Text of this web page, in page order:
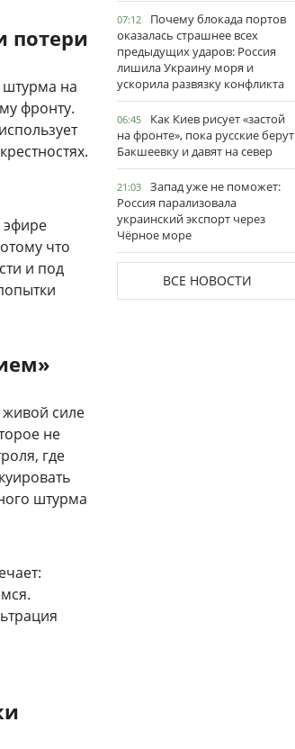
потери
штурма на
фронту.
эфире
что
и под
силе
не
где
штурма
07:12
Почему блокада портов
оказалась страшнее всех
предыдущих ударов: Россия
лишила Украину моря и
ускорила развязку конфликта
06:45
Как Киев рисует «застой
на фронте», пока русские берут
Бакшеевку и давят на север
21:03
Запад уже не поможет:
Россия парализовала
украинский экспорт через
Чёрное море
ВСЕ НОВОСТИ